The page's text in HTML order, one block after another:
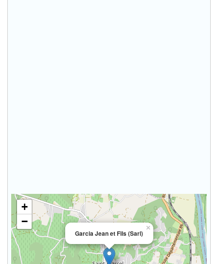
Garcia Jean et Fils (Sarl)
×
+
−